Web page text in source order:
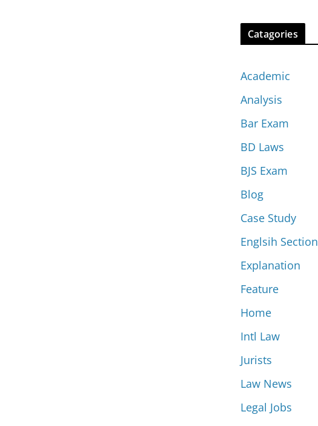
Catagories
Academic
Analysis
Bar Exam
BD Laws
BJS Exam
Blog
Case Study
Englsih Section
Explanation
Feature
Home
Intl Law
Jurists
Law News
Legal Jobs